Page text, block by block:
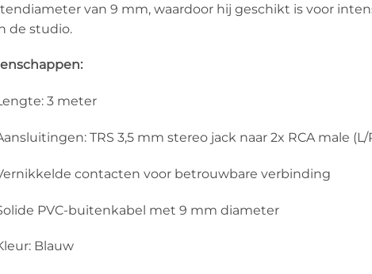
van 9 mm, waardoor hij geschikt is voor
de studio.
3 meter
TRS 3,5 mm stereo jack naar 2x RCA male (L/
contacten voor betrouwbare verbinding
PVC-buitenkabel met 9 mm diameter
Blauw